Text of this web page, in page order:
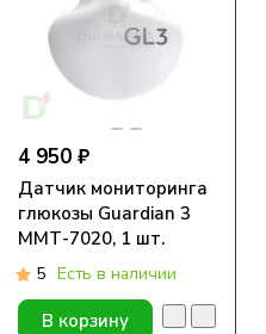
4 950 ₽
Датчик мониторинга
глюкозы Guardian 3
ММТ-7020, 1 шт.
5 Есть в наличии
В корзину